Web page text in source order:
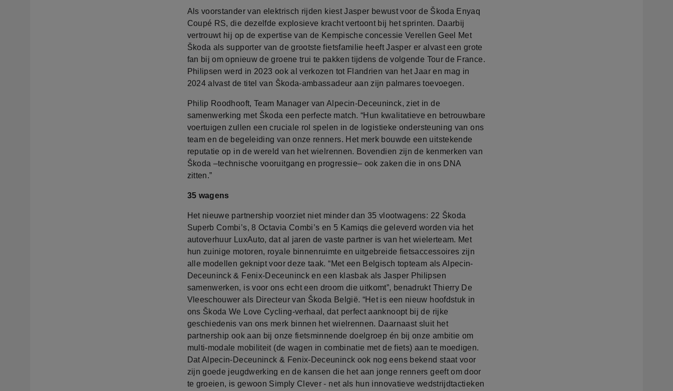
Als voorstander van elektrisch rijden kiest Jasper bewust voor de Škoda Enyaq
Coupé RS, die dezelfde explosieve kracht vertoont bij het sprinten. Daarbij
vertrouwt hij op de expertise van de Kempische concessie Verellen Geel Met
Škoda als supporter van de grootste fietsfamilie heeft Jasper er alvast een grote
fan bij om opnieuw de groene trui te pakken tijdens de volgende Tour de France.
Philipsen werd in 2023 ook al verkozen tot Flandrien van het Jaar en mag in
2024 alvast de titel van Škoda-ambassadeur aan zijn palmares toevoegen.
Philip Roodhooft, Team Manager van Alpecin-Deceuninck, ziet in de
samenwerking met Škoda een perfecte match. “Hun kwalitatieve en betrouwbare
voertuigen zullen een cruciale rol spelen in de logistieke ondersteuning van ons
team en de begeleiding van onze renners. Het merk bouwde een uitstekende
reputatie op in de wereld van het wielrennen. Bovendien zijn de kenmerken van
Škoda –technische vooruitgang en progressie– ook zaken die in ons DNA
zitten.”
35 wagens
Het nieuwe partnership voorziet niet minder dan 35 vlootwagens: 22 Škoda
Superb Combi’s, 8 Octavia Combi’s en 5 Kamiqs die geleverd worden via het
autoverhuur LuxAuto, dat al jaren de vaste partner is van het wielerteam. Met
hun zuinige motoren, royale binnenruimte en uitgebreide fietsaccessoires zijn
alle modellen geknipt voor deze taak. “Met een Belgisch topteam als Alpecin-
Deceuninck & Fenix-Deceuninck en een klasbak als Jasper Philipsen
samenwerken, is voor ons echt een droom die uitkomt”, benadrukt Thierry De
Vleeschouwer als Directeur van Škoda België. “Het is een nieuw hoofdstuk in
ons Škoda We Love Cycling-verhaal, dat perfect aanknoopt bij de rijke
geschiedenis van ons merk binnen het wielrennen. Daarnaast sluit het
partnership ook aan bij onze fietsminnende doelgroep én bij onze ambitie om
multi-modale mobiliteit (de wagen in combinatie met de fiets) aan te moedigen.
Dat Alpecin-Deceuninck & Fenix-Deceuninck ook nog eens bekend staat voor
zijn goede jeugdwerking en de kansen die het aan jonge renners geeft om door
te groeien, is gewoon Simply Clever - net als hun innovatieve wedstrijdtactieken